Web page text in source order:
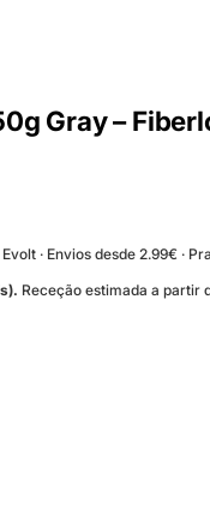
Gray –
· Envios desde 2.99€ ·
Receção estimada a partir